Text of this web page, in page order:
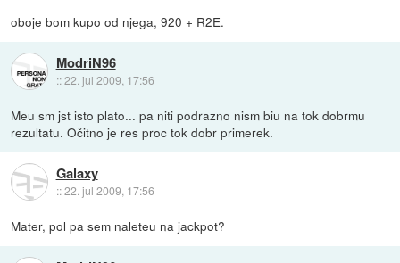
oboje bom kupo od njega, 920 + R2E.
ModriN96
::22. jul 2009, 17:56
Meu sm jst isto plato... pa niti podrazno nism biu na tok dobrmu
rezultatu. Očitno je res proc tok dobr primerek.
Galaxy
::22. jul 2009, 17:56
Mater, pol pa sem naleteu na jackpot?